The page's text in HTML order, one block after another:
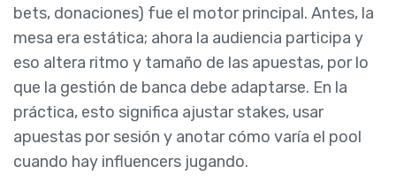
bets, donaciones) fue el motor principal. Antes, la
mesa era estática; ahora la audiencia participa y
eso altera ritmo y tamaño de las apuestas, por lo
que la gestión de banca debe adaptarse. En la
práctica, esto significa ajustar stakes, usar
apuestas por sesión y anotar cómo varía el pool
cuando hay influencers jugando.